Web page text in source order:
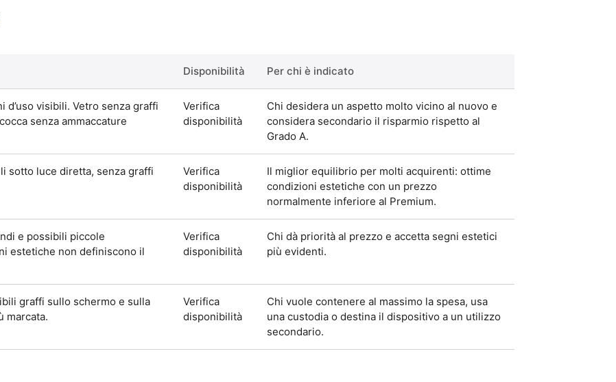
Disponibilità Per chi è indicato
d’uso visibili. Vetro senza graffi
senza ammaccature
Verifica
disponibilità
Chi desidera un aspetto molto vicino al nuovo e
considera secondario il risparmio rispetto al
Grado A.
sotto luce diretta, senza graffi
Verifica
disponibilità
Il miglior equilibrio per molti acquirenti: ottime
condizioni estetiche con un prezzo
normalmente inferiore al Premium.
e possibili piccole
estetiche non definiscono il
Verifica
disponibilità
Chi dà priorità al prezzo e accetta segni estetici
più evidenti.
graffi sullo schermo e sulla
marcata.
Verifica
disponibilità
Chi vuole contenere al massimo la spesa, usa
una custodia o destina il dispositivo a un utilizzo
secondario.